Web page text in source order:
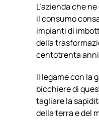
L’azienda che
il consumo
impianti di
della
centotrenta
Il legame con la
bicchiere di
tagliare la
della terra e del